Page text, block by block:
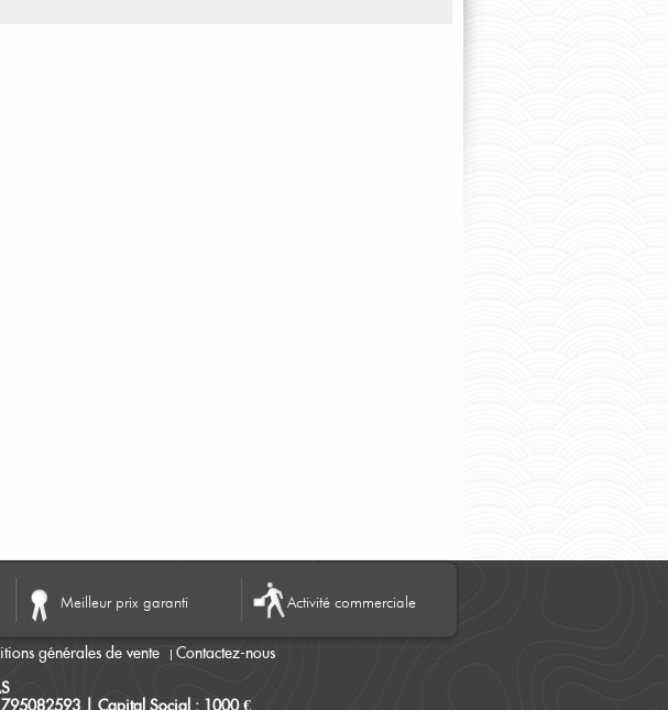
Meilleur prix garanti Activité commerciale
générales de vente
Contactez-nous